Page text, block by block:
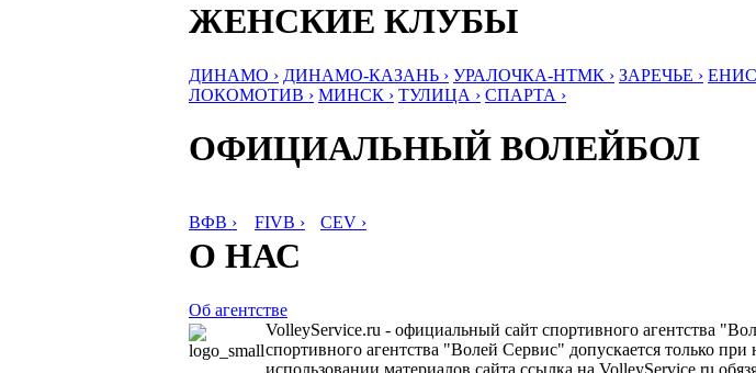
ЖЕНСКИЕ КЛУБЫ
ДИНАМО › ДИНАМО-КАЗАНЬ › УРАЛОЧКА-НТМК › ЗАРЕЧЬЕ ›
ЛОКОМОТИВ › МИНСК › ТУЛИЦА › СПАРТА ›
ОФИЦИАЛЬНЫЙ ВОЛЕЙБОЛ
ВФВ › FIVB › CEV ›
О НАС
Об агентстве
VolleyService.ru - официальный сайт спортивного агентства
спортивного агентства "Волей Сервис" допускается только
использовании материалов сайта ссылка на VolleyService.ru